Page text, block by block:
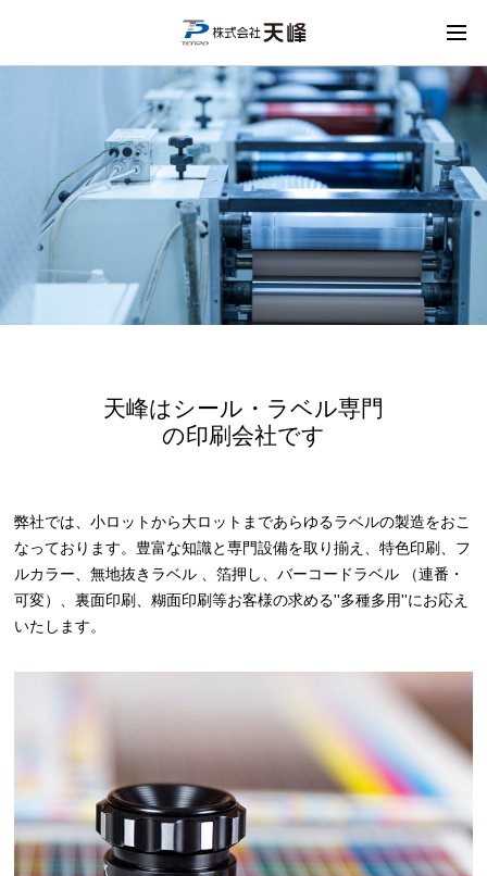
天峰はシール・ラベル専門
の印刷会社です
弊社では、小ロットから大ロットまであらゆるラベルの製造をおこ
なっております。豊富な知識と専門設備を取り揃え、特色印刷、フ
ルカラー、無地抜きラベル 、箔押し、バーコードラベル （連番・
可変）、裏面印刷、糊面印刷等お客様の求める''多種多用''にお応え
いたします。